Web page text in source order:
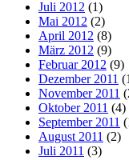
Juli 2012 (1)
Mai 2012 (2)
April 2012 (8)
März 2012 (9)
Februar 2012 (9)
Dezember 2011
November 2011
Oktober 2011 (4)
September 2011
August 2011 (2)
Juli 2011 (3)